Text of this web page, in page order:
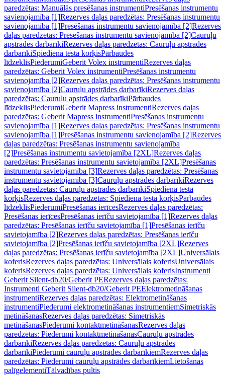
paredzētas: Manuālās presēšanas instrumentiPresēšanas instrumentu
savienojamība [1]Rezerves daļas paredzētas: Presēšanas instrumentu
savienojamība [1]Presēšanas instrumentu savienojamība [2]Rezerves
daļas paredzētas: Presēšanas instrumentu savienojamība [2]Cauruļu
apstrādes darbarīkiRezerves daļas paredzētas: Cauruļu apstrādes
darbarīkiSpiediena testa korķisPārbaudes
līdzeklisPiederumiGeberit Volex instrumentiRezerves daļas
paredzētas: Geberit Volex instrumentiPresēšanas instrumentu
savienojamība [2]Rezerves daļas paredzētas: Presēšanas instrumentu
savienojamība [2]Cauruļu apstrādes darbarīkiRezerves daļas
paredzētas: Cauruļu apstrādes darbarīkiPārbaudes
līdzeklisPiederumiGeberit Mapress instrumentiRezerves daļas
paredzētas: Geberit Mapress instrumentiPresēšanas instrumentu
savienojamība [1]Rezerves daļas paredzētas: Presēšanas instrumentu
savienojamība [1]Presēšanas instrumentu savienojamība [2]Rezerves
daļas paredzētas: Presēšanas instrumentu savienojamība
[2]Presēšanas instrumentu savietojamība [2XL]Rezerves daļas
paredzētas: Presēšanas instrumentu savietojamība [2XL]Presēšanas
instrumentu savietojamība [3]Rezerves daļas paredzētas: Presēšanas
instrumentu savietojamība [3]Cauruļu apstrādes darbarīkiRezerves
daļas paredzētas: Cauruļu apstrādes darbarīkiSpiediena testa
korķisRezerves daļas paredzētas: Spiediena testa korķisPārbaudes
līdzeklisPiederumiPresēšanas ierīcesRezerves daļas paredzētas:
Presēšanas ierīcesPresēšanas ierīču savietojamība [1]Rezerves daļas
paredzētas: Presēšanas ierīču savietojamība [1]Presēšanas ierīču
savietojamība [2]Rezerves daļas paredzētas: Presēšanas ierīču
savietojamība [2]Presēšanas ierīču savietojamība [2XL]Rezerves
daļas paredzētas: Presēšanas ierīču savietojamība [2XL]Universālais
koferisRezerves daļas paredzētas: Universālais koferisUniversālais
koferisRezerves daļas paredzētas: Universālais koferisInstrumenti
Geberit Silent-db20/Geberit PERezerves daļas paredzētas:
Instrumenti Geberit Silent-db20/Geberit PEElektrometināšanas
instrumentiRezerves daļas paredzētas: Elektrometināšanas
instrumentiPiederumi elektrometināšanas instrumentiemSimetriskās
metināšanasRezerves daļas paredzētas: Simetriskās
metināšanasPiederumi kontaktmetināšanasRezerves daļas
paredzētas: Piederumi kontaktmetināšanasCauruļu apstrādes
darbarīkiRezerves daļas paredzētas: Cauruļu apstrādes
darbarīkiPiederumi cauruļu apstrādes darbarīkiemRezerves daļas
paredzētas: Piederumi cauruļu apstrādes darbarīkiemLietošanas
palīgelementiTālvadības pultis